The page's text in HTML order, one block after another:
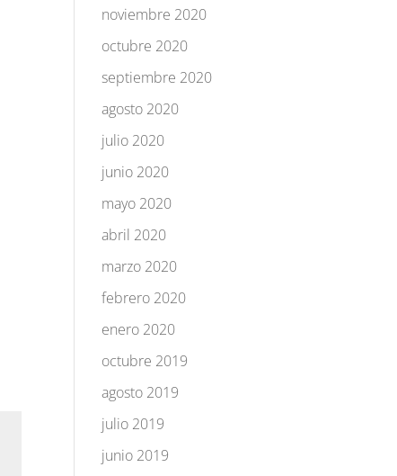
noviembre 2020
octubre 2020
septiembre 2020
agosto 2020
julio 2020
junio 2020
mayo 2020
abril 2020
marzo 2020
febrero 2020
enero 2020
octubre 2019
agosto 2019
julio 2019
junio 2019